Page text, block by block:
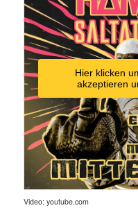
Hier klicken
akzeptieren
Video: youtube.com